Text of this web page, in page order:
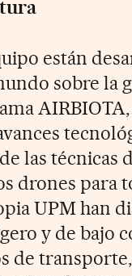
están
sobre la
las técnicas
drones para
UPM han
y de bajo
de